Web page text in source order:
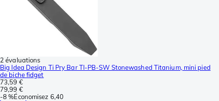
2 évaluations
Big Idea Design Ti Pry Bar TI-PB-SW Stonewashed Titanium, mini pied
de biche fidget
73,59 €
79,99 €
-8 %Économisez 6,40